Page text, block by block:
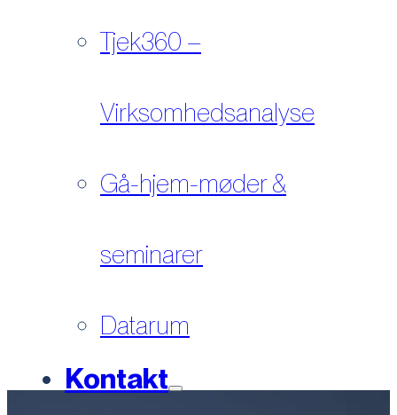
Tjek360 –
Virksomhedsanalyse
Gå-hjem-møder &
seminarer
Datarum
Kontakt